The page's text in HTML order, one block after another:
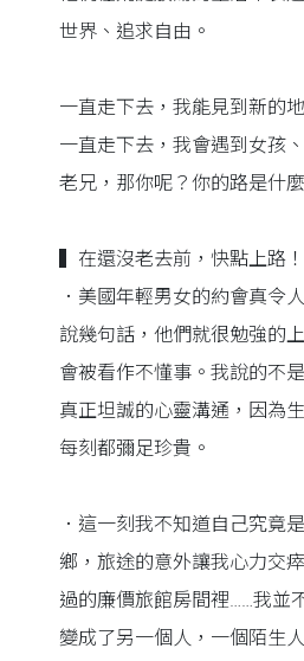
世界、追求自由。
一直走下去，我能見到新的
一直走下去，我會遇到女孩
老兄，那你呢？你的路是什
▍在還沒老去前，快點上路！
．美國年輕男女的約會真令
說幾句話，他們就很勉強的
會被看作不懂事。我說的不
真正坦誠的心靈溝通，因為
每刻都彌足珍貴。
．這一刻我不知道自己究
鄉，旅途的意外讓我心力交
過的廉價旅館房間裡……我並
變成了另一個人，一個陌生